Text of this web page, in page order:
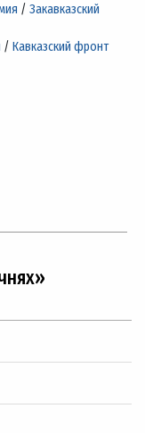
/Закавказский
/Кавказский фронт